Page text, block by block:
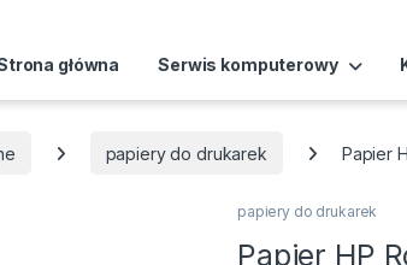
główna Serwis komputerowy
papiery do drukarek Papier
papiery do drukarek
Papier HP